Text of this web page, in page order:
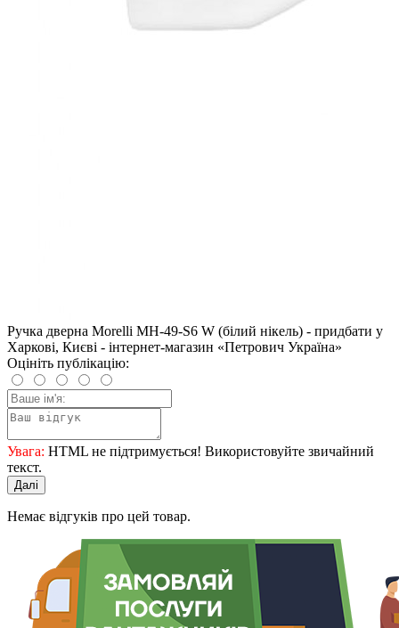
Ручка дверна Morelli MH-49-S6 W (білий нікель) - придбати у
Харкові, Києві - інтернет-магазин «Петрович Україна»
Оцініть публікацію:
Увага: HTML не підтримується! Використовуйте звичайний
текст.
Далі
Немає відгуків про цей товар.